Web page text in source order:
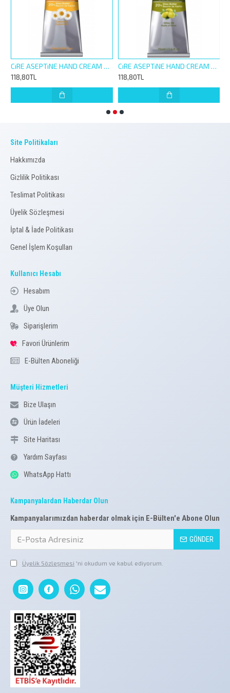
CıRE ASEPTıNE HAND CREAM SHEA BUTTER 75ML PAPATYA
118,80TL
CıRE ASEPTıNE HAND CREAM SHEA BUTTER 75ML Z.YAĞLI
118,80TL
Site Politikaları
Hakkımızda
Gizlilik Politikası
Teslimat Politikası
Üyelik Sözleşmesi
İptal & İade Politikası
Genel İşlem Koşulları
Kullanıcı Hesabı
Hesabım
Üye Olun
Siparişlerim
Favori Ürünlerim
E-Bülten Aboneliği
Müşteri Hizmetleri
Bize Ulaşın
Ürün İadeleri
Site Haritası
Yardım Sayfası
WhatsApp Hattı
Kampanyalardan Haberdar Olun
Kampanyalarımızdan haberdar olmak için E-Bülten'e Abone Olun
GÖNDER
Üyelik Sözleşmesi 'ni okudum ve kabul ediyorum.